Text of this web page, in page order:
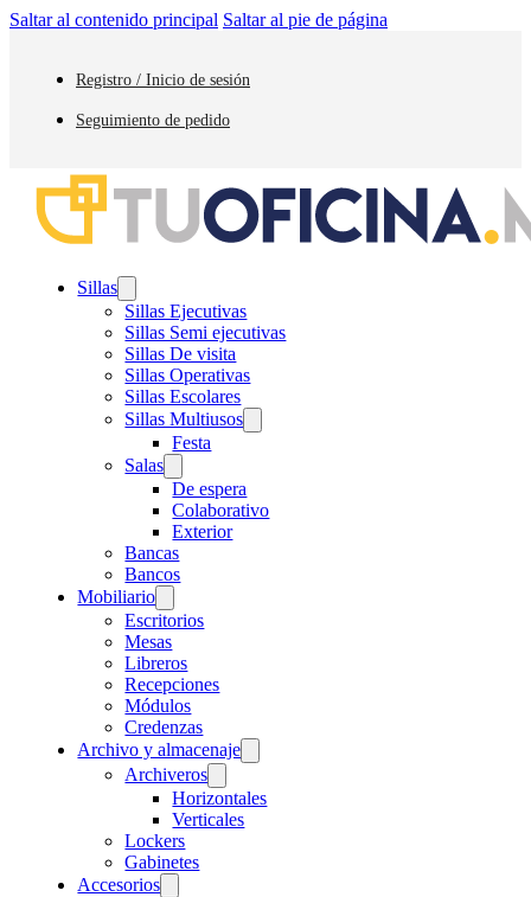
Saltar al contenido principal Saltar al pie de página
Registro / Inicio de sesión
Seguimiento de pedido
Sillas
Sillas Ejecutivas
Sillas Semi ejecutivas
Sillas De visita
Sillas Operativas
Sillas Escolares
Sillas Multiusos
Festa
Salas
De espera
Colaborativo
Exterior
Bancas
Bancos
Mobiliario
Escritorios
Mesas
Libreros
Recepciones
Módulos
Credenzas
Archivo y almacenaje
Archiveros
Horizontales
Verticales
Lockers
Gabinetes
Accesorios